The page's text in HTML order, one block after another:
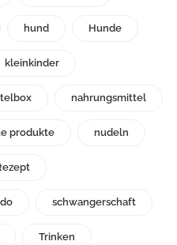
hund Hunde
kleinkinder
nahrungsmittel
produkte nudeln
schwangerschaft
Trinken